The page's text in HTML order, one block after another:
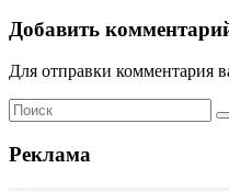
Добавить
Для отправки комментария
Реклама